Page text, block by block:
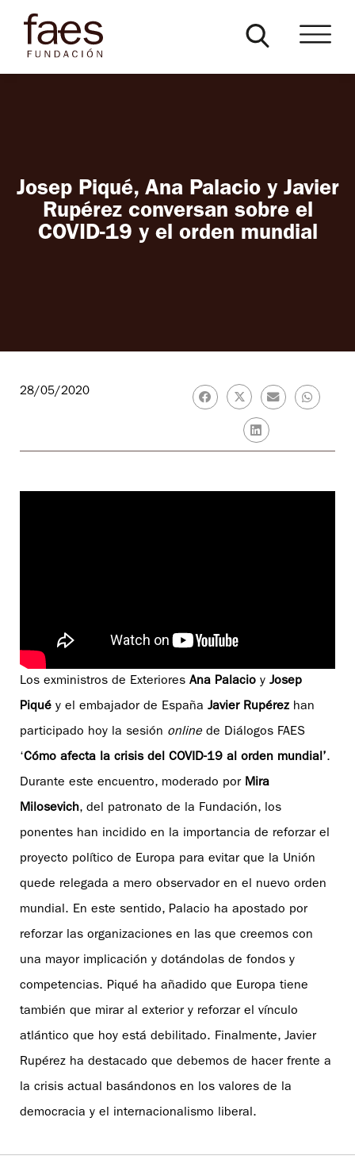
Josep Piqué, Ana Palacio y Javier
Rupérez conversan sobre el
COVID-19 y el orden mundial
28/05/2020
Los exministros de Exteriores Ana Palacio y Josep
Piqué y el embajador de España Javier Rupérez han
participado hoy la sesión onlinede Diálogos FAES
‘Cómo afecta la crisis del COVID-19 al orden mundial’.
Durante este encuentro, moderado por Mira
Milosevich, del patronato de la Fundación, los
ponentes han incidido en la importancia de reforzar el
proyecto político de Europa para evitar que la Unión
quede relegada a mero observador en el nuevo orden
mundial. En este sentido, Palacio ha apostado por
reforzar las organizaciones en las que creemos con
una mayor implicación y dotándolas de fondos y
competencias. Piqué ha añadido que Europa tiene
también que mirar al exterior y reforzar el vínculo
atlántico que hoy está debilitado. Finalmente, Javier
Rupérez ha destacado que debemos de hacer frente a
la crisis actual basándonos en los valores de la
democracia y el internacionalismo liberal.